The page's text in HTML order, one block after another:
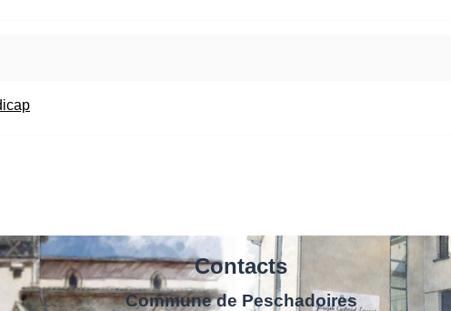
Contacts
Commune de Peschadoires